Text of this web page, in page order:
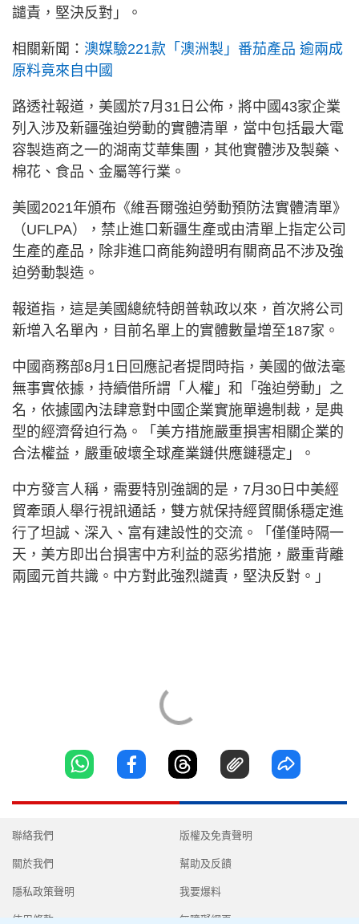
譴責，堅決反對」。
相關新聞： 澳媒驗221款「澳洲製」番茄產品 逾兩成
原料竟來自中國
路透社報道，美國於7月31日公佈，將中國43家企業
列入涉及新疆強迫勞動的實體清單，當中包括最大電
容製造商之一的湖南艾華集團，其他實體涉及製藥、
棉花、食品、金屬等行業。
美國2021年頒布《維吾爾強迫勞動預防法實體清單》
（UFLPA），禁止進口新疆生產或由清單上指定公司
生產的產品，除非進口商能夠證明有關商品不涉及強
迫勞動製造。
報道指，這是美國總統特朗普執政以來，首次將公司
新增入名單內，目前名單上的實體數量增至187家。
中國商務部8月1日回應記者提問時指，美國的做法毫
無事實依據，持續借所謂「人權」和「強迫勞動」之
名，依據國內法肆意對中國企業實施單邊制裁，是典
型的經濟脅迫行為。「美方措施嚴重損害相關企業的
合法權益，嚴重破壞全球產業鏈供應鏈穩定」。
中方發言人稱，需要特別強調的是，7月30日中美經
貿牽頭人舉行視訊通話，雙方就保持經貿關係穩定進
行了坦誠、深入、富有建設性的交流。「僅僅時隔一
天，美方即出台損害中方利益的惡劣措施，嚴重背離
兩國元首共識。中方對此強烈譴責，堅決反對。」
聯絡我們
關於我們
隱私政策聲明
使用條款
版權及免責聲明
幫助及反饋
我要爆料
無障礙網頁